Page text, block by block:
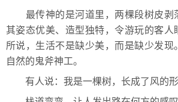
最传神的是河道里，两棵段树皮剥
其姿态优美、造型独特，令游玩的客人
所说，生活不是缺少美，而是缺少发现
自然的鬼斧神工。
有人说：我是一棵树，长成了风的形